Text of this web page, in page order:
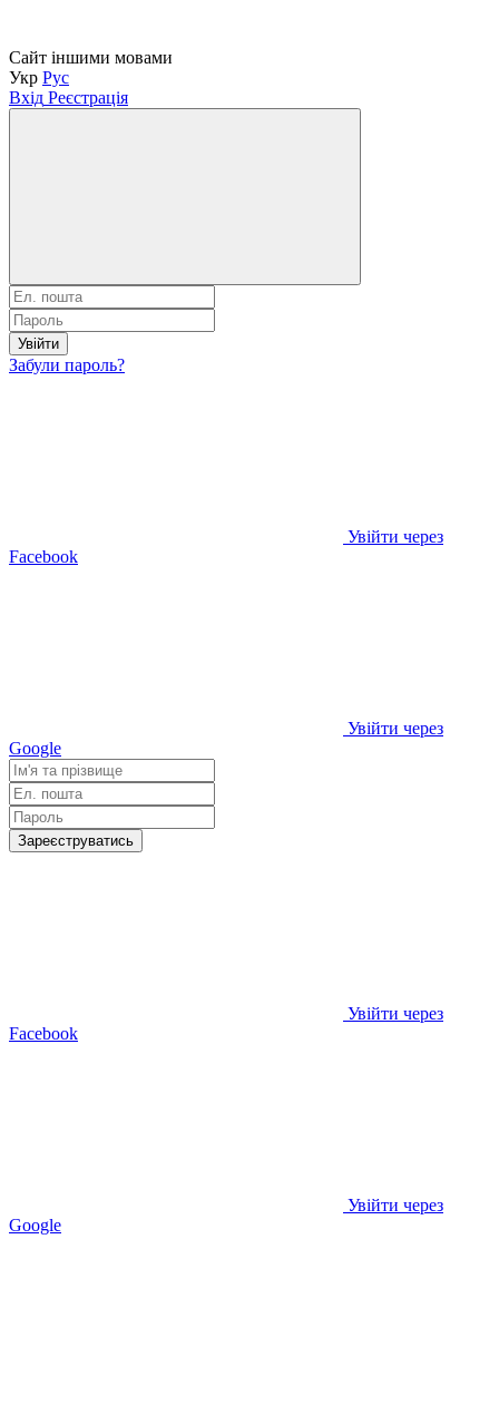
Сайт іншими мовами
Укр Рус
Вхід Реєстрація
Увійти
Забули пароль?
Увійти через
Facebook
Увійти через
Google
Зареєструватись
Увійти через
Facebook
Увійти через
Google